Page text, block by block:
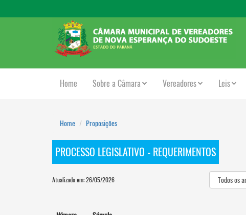
Home Sobre a Câmara Vereadores Leis
Home Proposições
PROCESSO LEGISLATIVO - REQUERIMENTOS
Atualizado em: 26/05/2026